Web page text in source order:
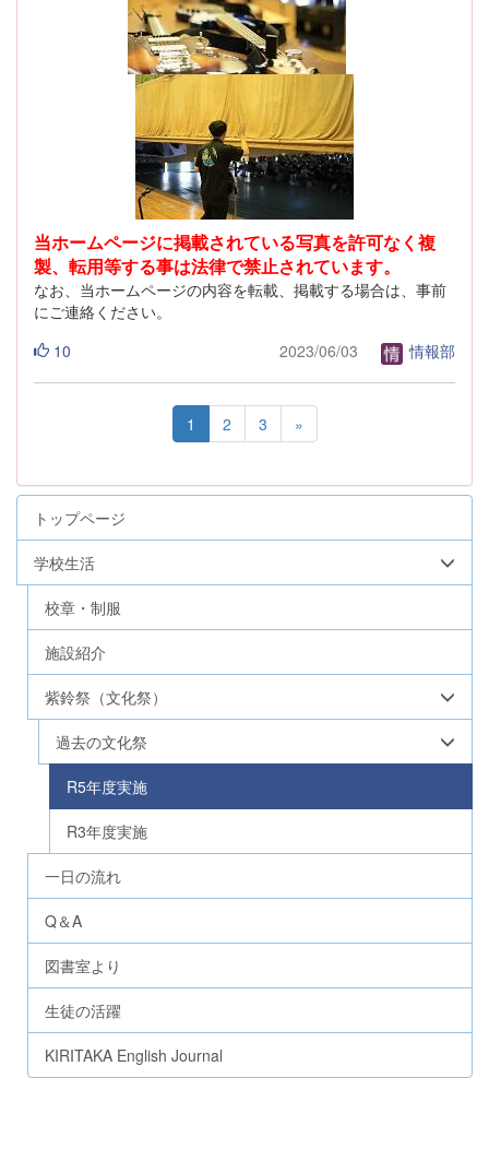
当ホームページに掲載されている写真を許可なく複
製、転用等する事は法律で禁止されています。
なお、当ホームページの内容を転載、掲載する場合は、事前
にご連絡ください。
10
2023/06/03 情報部
1 2 3 »
トップページ
学校生活
校章・制服
施設紹介
紫鈴祭（文化祭）
過去の文化祭
R5年度実施
R3年度実施
一日の流れ
Q＆A
図書室より
生徒の活躍
KIRITAKA English Journal